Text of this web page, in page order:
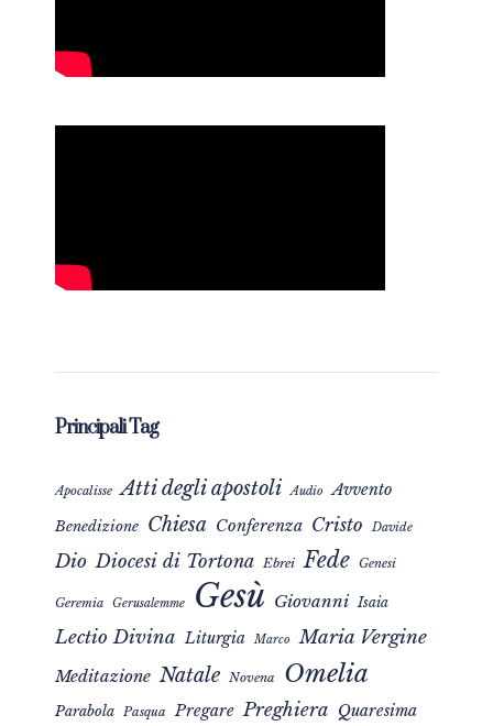
Principali Tag
Apocalisse Atti degli apostoli Audio Avvento
Benedizione Chiesa Conferenza Cristo Davide
Dio Diocesi di Tortona Ebrei Fede Genesi
Geremia Gerusalemme Gesù Giovanni Isaia
Lectio Divina Liturgia Marco Maria Vergine
Meditazione Natale Novena Omelia
Parabola Pasqua Pregare Preghiera Quaresima